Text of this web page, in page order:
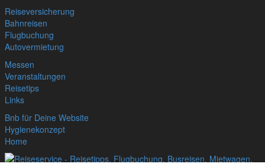
Reiseversicherung
Bahnreisen
Flugbuchung
Autovermietung
Messen
Veranstaltungen
Reisetips
Links
Bnb für Deine Website
Hygienekonzept
Home